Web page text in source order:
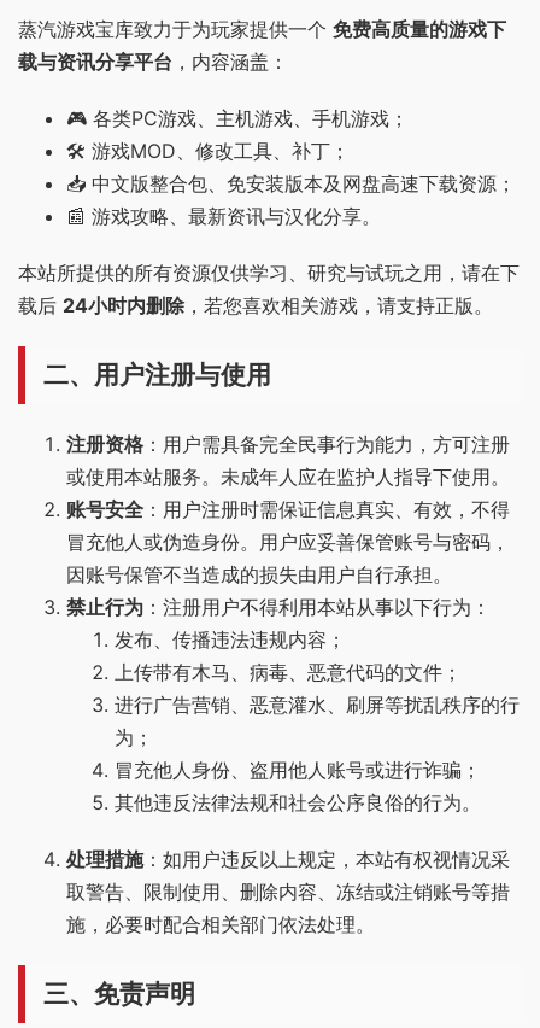
蒸汽游戏宝库致力于为玩家提供一个 免费高质量的游戏下
载与资讯分享平台 ，内容涵盖：
🎮 各类PC游戏、主机游戏、手机游戏；
🛠️ 游戏MOD、修改工具、补丁；
📥 中文版整合包、免安装版本及网盘高速下载资源；
📰 游戏攻略、最新资讯与汉化分享。
本站所提供的所有资源仅供学习、研究与试玩之用，请在下
载后 24小时内删除，若您喜欢相关游戏，请支持正版。
二、用户注册与使用
注册资格 ：用户需具备完全民事行为能力，方可注册
或使用本站服务。未成年人应在监护人指导下使用。
账号安全 ：用户注册时需保证信息真实、有效，不得
冒充他人或伪造身份。用户应妥善保管账号与密码，
因账号保管不当造成的损失由用户自行承担。
禁止行为 ：注册用户不得利用本站从事以下行为：
发布、传播违法违规内容；
上传带有木马、病毒、恶意代码的文件；
进行广告营销、恶意灌水、刷屏等扰乱秩序的行
为；
冒充他人身份、盗用他人账号或进行诈骗；
其他违反法律法规和社会公序良俗的行为。
处理措施：如用户违反以上规定，本站有权视情况采
取警告、限制使用、删除内容、冻结或注销账号等措
施，必要时配合相关部门依法处理。
三、免责声明